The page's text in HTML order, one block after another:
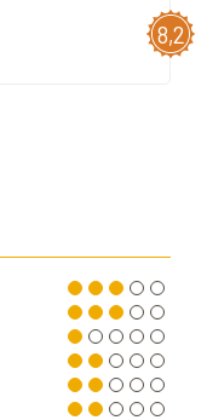
8,2